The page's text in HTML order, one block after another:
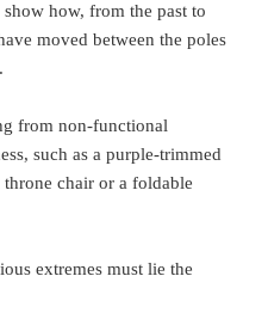
how, from the past to
moved between the poles
from non-functional
such as a purple-trimmed
chair or a foldable
extremes must lie the